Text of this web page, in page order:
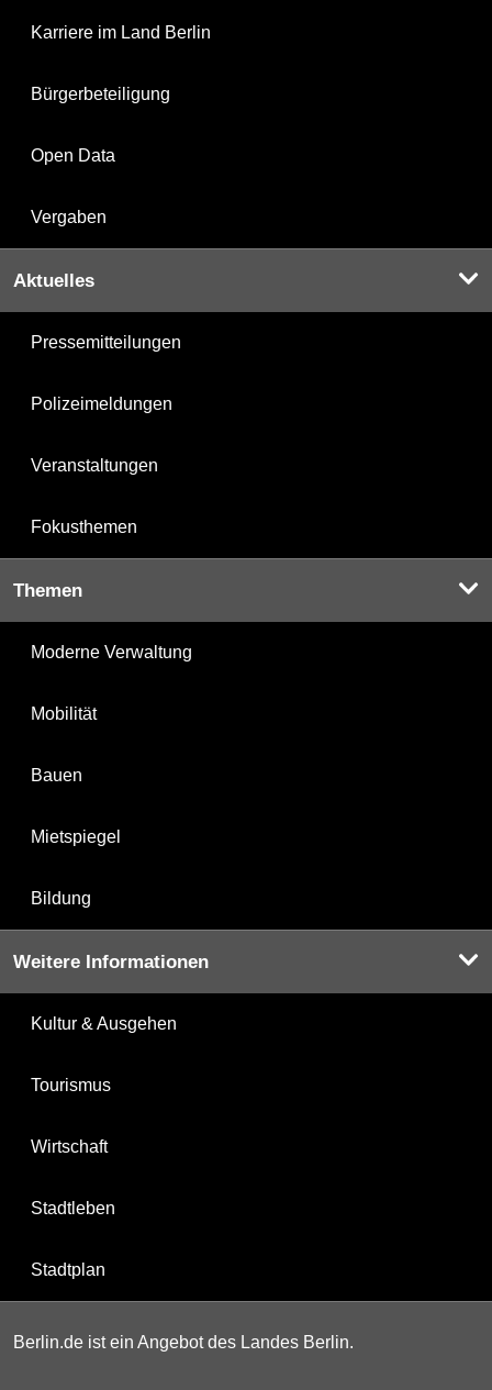
Karriere im Land Berlin
Bürgerbeteiligung
Open Data
Vergaben
Aktuelles
Pressemitteilungen
Polizeimeldungen
Veranstaltungen
Fokusthemen
Themen
Moderne Verwaltung
Mobilität
Bauen
Mietspiegel
Bildung
Weitere Informationen
Kultur & Ausgehen
Tourismus
Wirtschaft
Stadtleben
Stadtplan
Berlin.de ist ein Angebot des Landes Berlin.